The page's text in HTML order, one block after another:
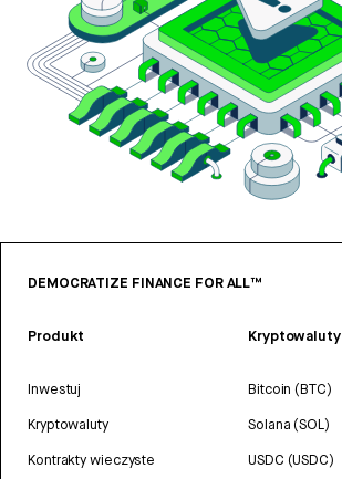
DEMOCRATIZE FINANCE FOR ALL™
Produkt
Inwestuj
Kryptowaluty
Kontrakty wieczyste
Kryptowaluty
Bitcoin (BTC)
Solana (SOL)
USDC (USDC)